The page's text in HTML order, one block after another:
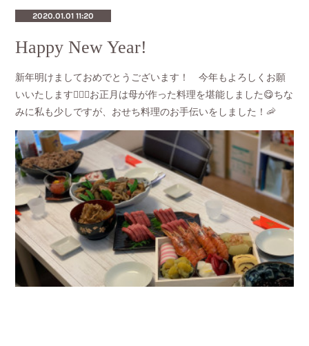
2020.01.01 11:20
Happy New Year!
新年明けましておめでとうございます！ 今年もよろしくお願
いいたします🙇🏻‍♀️お正月は母が作った料理を堪能しました😋ちな
みに私も少しですが、おせち料理のお手伝いをしました！🦐